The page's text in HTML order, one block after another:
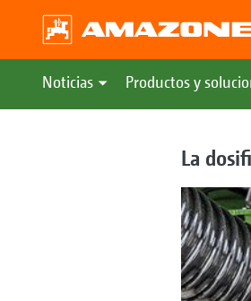
Noticias Productos y
La